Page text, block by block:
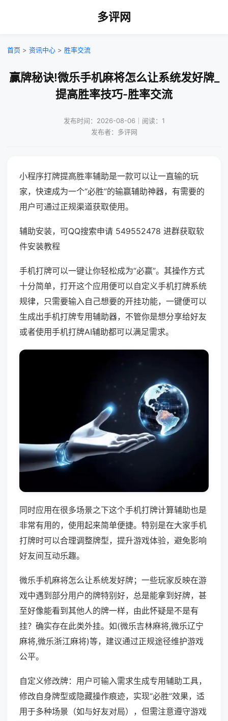
多评网
首页 > 资讯中心 > 胜率交流
赢牌秘诀!微乐手机麻将怎么让系统发好牌_
提高胜率技巧-胜率交流
发布时间：2026-08-06｜阅读：1
发布者：多评网
小程序打牌提高胜率辅助是一款可以让一直输的玩
家，快速成为一个“必胜”的输赢辅助神器，有需要的
用户可通过正规渠道获取使用。
辅助安装，可QQ搜索申请 549552478 进群获取软
件安装教程
手机打牌可以一键让你轻松成为“必赢”。其操作方式
十分简单，打开这个应用便可以自定义手机打牌系统
规律，只需要输入自己想要的开挂功能，一键便可以
生成出手机打牌专用辅助器，不管你是想分享给好友
或者使用手机打牌AI辅助都可以满足需求。
同时应用在很多场景之下这个手机打牌计算辅助也是
非常有用的，使用起来简单便捷。特别是在大家手机
打牌时可以合理调整牌型，提升游戏体验，避免影响
好友间互动乐趣。
微乐手机麻将怎么让系统发好牌；一些玩家反映在游
戏中遇到部分用户的牌特别好，总是能拿到好牌，甚
至好像能看到其他人的牌一样，由此怀疑是不是有
挂？确实存在此类外挂。如(微乐吉林麻将,微乐辽宁
麻将,微乐浙江麻将)等，建议通过正规途径维护游戏
公平。
自定义修改牌：用户可输入需求生成专用辅助工具，
修改自身牌型或隐藏操作痕迹，实现“必胜”效果，适
用于多种场景（如与好友对局），但需注意遵守游戏